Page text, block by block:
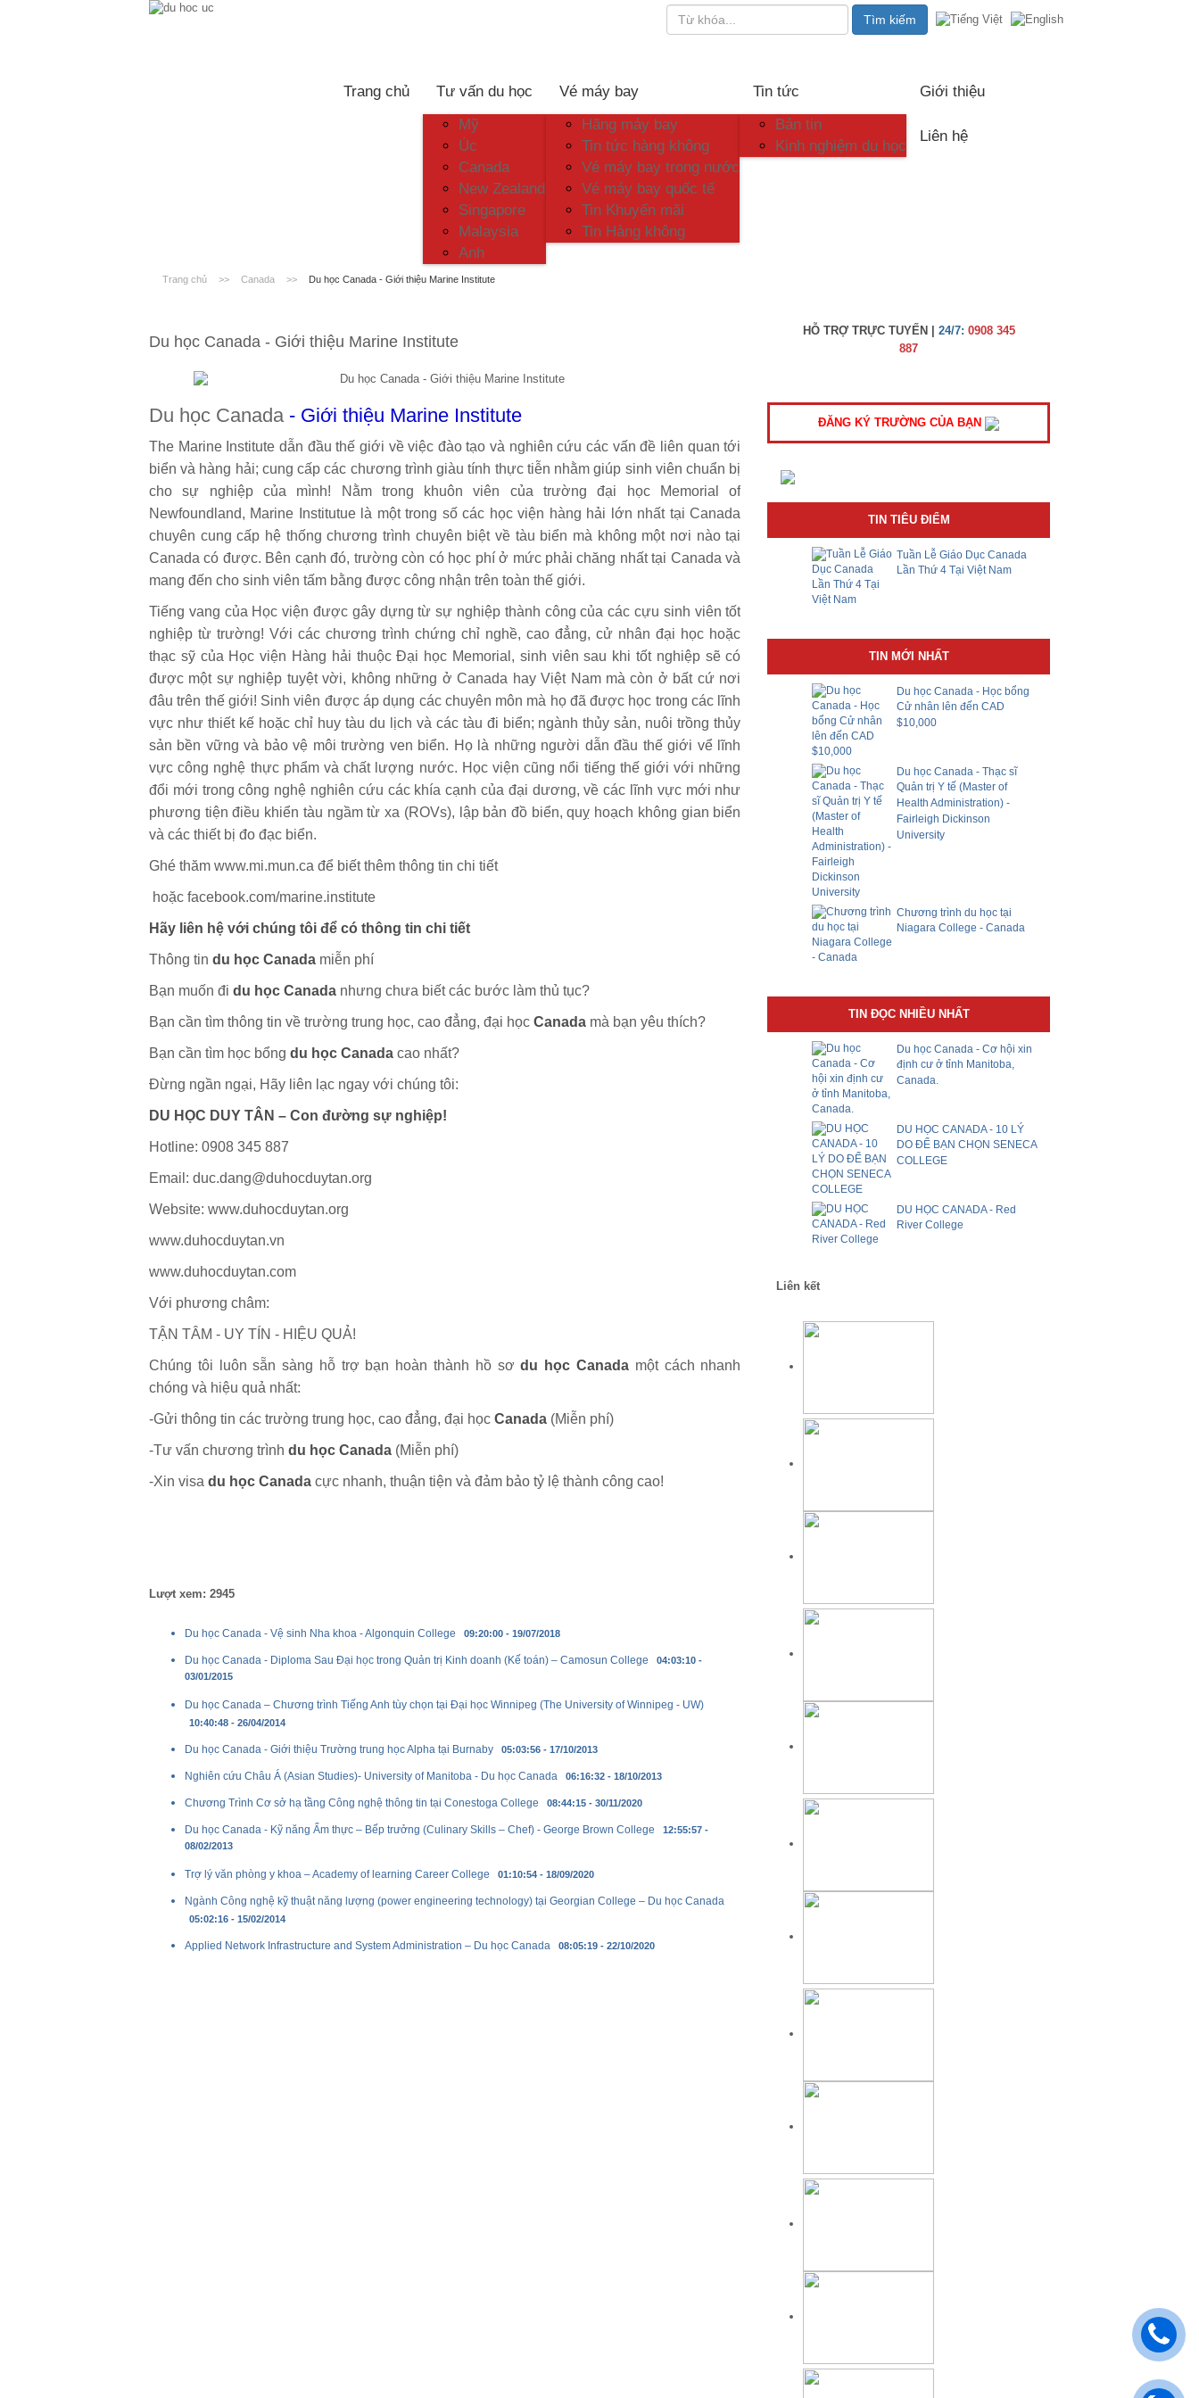
Trang chủ
Tư vấn du học
Mỹ
Úc
Canada
New Zealand
Singapore
Malaysia
Anh
Vé máy bay
Hãng máy bay
Tin tức hàng không
Vé máy bay trong nước
Vé máy bay quốc tế
Tin Khuyến mãi
Tin Hàng không
Tin tức
Bản tin
Kinh nghiệm du học
Giới thiệu
Liên hệ
Trang chủ >> Canada >> Du học Canada - Giới thiệu Marine Institute
Du học Canada - Giới thiệu Marine Institute
Du học Canada- Giới thiệu Marine Institute
The Marine Institute dẫn đầu thế giới về việc đào tạo và nghiên cứu các vấn đề liên quan tới
biển và hàng hải; cung cấp các chương trình giàu tính thực tiễn nhằm giúp sinh viên chuẩn bị
cho sự nghiệp của mình! Nằm trong khuôn viên của trường đại học Memorial of
Newfoundland, Marine Institutue là một trong số các học viện hàng hải lớn nhất tại Canada
chuyên cung cấp hệ thống chương trình chuyên biệt về tàu biển mà không một nơi nào tại
Canada có được. Bên cạnh đó, trường còn có học phí ở mức phải chăng nhất tại Canada và
mang đến cho sinh viên tấm bằng được công nhận trên toàn thế giới.
Tiếng vang của Học viện được gây dựng từ sự nghiệp thành công của các cựu sinh viên tốt
nghiệp từ trường! Với các chương trình chứng chỉ nghề, cao đẳng, cử nhân đại học hoặc
thạc sỹ của Học viện Hàng hải thuộc Đại học Memorial, sinh viên sau khi tốt nghiệp sẽ có
được một sự nghiệp tuyệt vời, không những ở Canada hay Việt Nam mà còn ở bất cứ nơi
đâu trên thế giới! Sinh viên được áp dụng các chuyên môn mà họ đã được học trong các lĩnh
vực như thiết kế hoặc chỉ huy tàu du lịch và các tàu đi biển; ngành thủy sản, nuôi trồng thủy
sản bền vững và bảo vệ môi trường ven biển. Họ là những người dẫn đầu thế giới vể lĩnh
vực công nghệ thực phẩm và chất lượng nước. Học viện cũng nổi tiếng thế giới với những
đổi mới trong công nghệ nghiên cứu các khía cạnh của đại dương, về các lĩnh vực mới như
phương tiện điều khiển tàu ngầm từ xa (ROVs), lập bản đồ biển, quỵ hoạch không gian biển
và các thiết bị đo đạc biển.
Ghé thăm www.mi.mun.ca để biết thêm thông tin chi tiết
hoặc facebook.com/marine.institute
Hãy liên hệ với chúng tôi để có thông tin chi tiết
Thông tin du học Canada miễn phí
Bạn muốn đi du học Canada nhưng chưa biết các bước làm thủ tục?
Bạn cần tìm thông tin về trường trung học, cao đẳng, đại học Canada mà bạn yêu thích?
Bạn cần tìm học bổng du học Canada cao nhất?
Đừng ngần ngại, Hãy liên lạc ngay với chúng tôi:
DU HỌC DUY TÂN – Con đường sự nghiệp!
Hotline: 0908 345 887
Email: duc.dang@duhocduytan.org
Website: www.duhocduytan.org
www.duhocduytan.vn
www.duhocduytan.com
Với phương châm:
TẬN TÂM - UY TÍN - HIỆU QUẢ!
Chúng tôi luôn sẵn sàng hỗ trợ bạn hoàn thành hồ sơdu học Canada một cách nhanh
chóng và hiệu quả nhất:
-Gửi thông tin các trường trung học, cao đẳng, đại học Canada (Miễn phí)
-Tư vấn chương trình du học Canada (Miễn phí)
-Xin visa du học Canada cực nhanh, thuận tiện và đảm bảo tỷ lệ thành công cao!
Lượt xem: 2945
Du học Canada - Vệ sinh Nha khoa - Algonquin College 09:20:00 - 19/07/2018
Du học Canada - Diploma Sau Đại học trong Quản trị Kinh doanh (Kế toán) – Camosun College 04:03:10 -
03/01/2015
Du học Canada – Chương trình Tiếng Anh tùy chọn tại Đại học Winnipeg (The University of Winnipeg - UW)
10:40:48 - 26/04/2014
Du học Canada - Giới thiệu Trường trung học Alpha tại Burnaby 05:03:56 - 17/10/2013
Nghiên cứu Châu Á (Asian Studies)- University of Manitoba - Du học Canada 06:16:32 - 18/10/2013
Chương Trình Cơ sở hạ tầng Công nghệ thông tin tại Conestoga College 08:44:15 - 30/11/2020
Du học Canada - Kỹ năng Ẩm thực – Bếp trưởng (Culinary Skills – Chef) - George Brown College 12:55:57 -
08/02/2013
Trợ lý văn phòng y khoa – Academy of learning Career College 01:10:54 - 18/09/2020
Ngành Công nghệ kỹ thuật năng lượng (power engineering technology) tại Georgian College – Du học Canada
05:02:16 - 15/02/2014
Applied Network Infrastructure and System Administration – Du học Canada 08:05:19 - 22/10/2020
HỖ TRỢ TRỰC TUYẾN | 24/7: 0908 345
887
ĐĂNG KÝ TRƯỜNG CỦA BẠN
TIN TIÊU ĐIỂM
Tuần Lễ Giáo Dục Canada
Lần Thứ 4 Tại Việt Nam
TIN MỚI NHẤT
Du học Canada - Học bổng
Cử nhân lên đến CAD
$10,000
Du học Canada - Thạc sĩ
Quản trị Y tế (Master of
Health Administration) -
Fairleigh Dickinson
University
Chương trình du học tại
Niagara College - Canada
TIN ĐỌC NHIỀU NHẤT
Du học Canada - Cơ hội xin
định cư ở tỉnh Manitoba,
Canada.
DU HỌC CANADA - 10 LÝ
DO ĐỂ BẠN CHỌN SENECA
COLLEGE
DU HỌC CANADA - Red
River College
Liên kết